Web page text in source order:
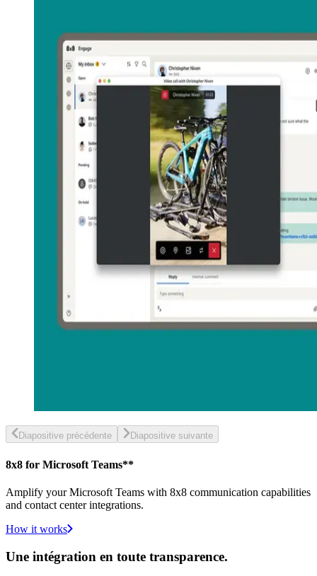
Diapositive précédente Diapositive suivante
8x8 for Microsoft Teams**
Amplify your Microsoft Teams with 8x8 communication capabilities
and contact center integrations.
How it works
Une intégration en toute transparence.